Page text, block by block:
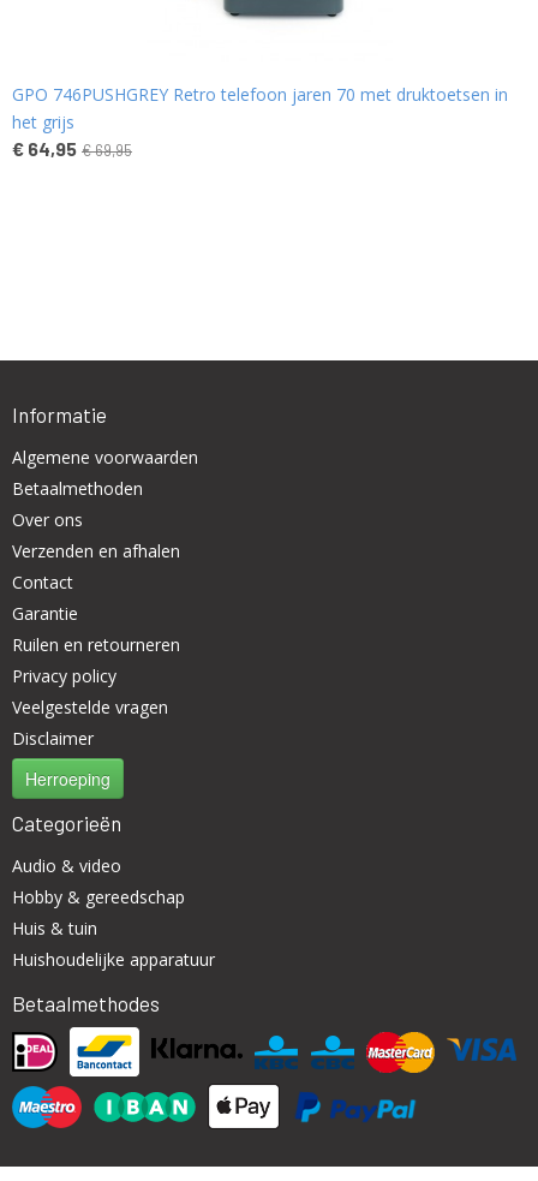
GPO 746PUSHGREY Retro telefoon jaren 70 met druktoetsen in
het grijs
€ 64,95 € 69,95
Informatie
Algemene voorwaarden
Betaalmethoden
Over ons
Verzenden en afhalen
Contact
Garantie
Ruilen en retourneren
Privacy policy
Veelgestelde vragen
Disclaimer
Herroeping
Categorieën
Audio & video
Hobby & gereedschap
Huis & tuin
Huishoudelijke apparatuur
Betaalmethodes